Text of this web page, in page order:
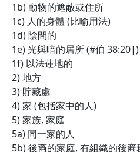
1b) 動物的遮蔽或住所
1c) 人的身體 (比喻用法)
1d) 陰間的
1e) 光與暗的居所 (#伯 38:20|)
1f) 以法蓮地的
2) 地方
3) 貯藏處
4) 家 (包括家中的人)
5) 家族, 家庭
5a) 同一家的人
5b) 後裔的家庭, 有組織的後裔